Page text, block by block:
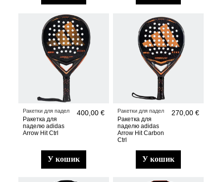
Ракетки для падел
Ракетка для
паделю adidas
Arrow Hit Ctrl
400,00 €
у кошик
Ракетки для падел
Ракетка для
паделю adidas
Arrow Hit Carbon
Ctrl
270,00 €
у кошик